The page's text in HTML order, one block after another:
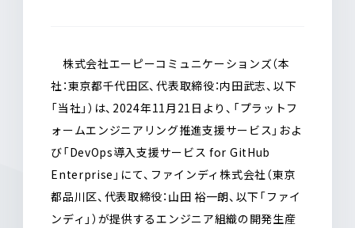
株式会社エーピーコミュニケーションズ（本
社：東京都千代田区、代表取締役：内田武志、以下
「当社」）は、2024年11月21日 より、「プラットフ
ォームエンジニアリング推進支援サービス」およ
び「DevOps導入支援サービス for GitHub
Enterprise」にて、ファインディ株式会社（東京
都品川区、代表取締役：山田 裕一朗、以下「ファイ
ンディ」）が提供するエンジニア組織の開発生産